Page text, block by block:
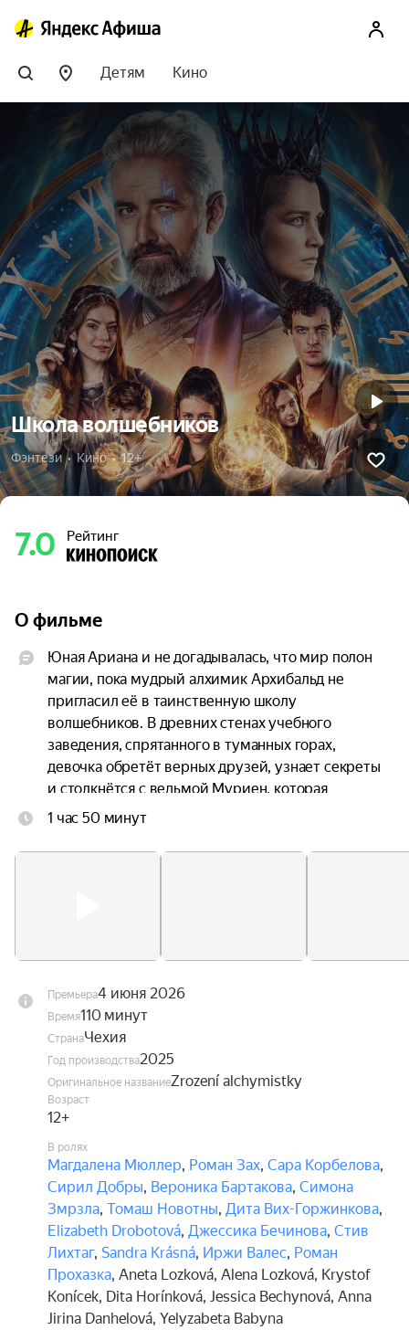
Детям Кино
Школа волшебников
Фэнтези  •  Кино  •  12+
7.0 Рейтинг
О фильме
Юная Ариана и не догадывалась, что мир полон
магии, пока мудрый алхимик Архибальд не
пригласил её в таинственную школу
волшебников. В древних стенах учебного
заведения, спрятанного в туманных горах,
девочка обретёт верных друзей, узнает секреты
и столкнётся с ведьмой Муриен, которая
охотится за магическим артефактом.
1 час 50 минут
Премьера4 июня 2026
Время110 минут
СтранаЧехия
Год производства2025
Оригинальное названиеZrození alchymistky
Возраст
12+
В ролях
Магдалена Мюллер, Роман Зах, Сара Корбелова,
Сирил Добры, Вероника Бартакова, Симона
Змрзла, Томаш Новотны, Дита Вих-Горжинкова,
Elizabeth Drobotová, Джессика Бечинова, Стив
Лихтаг, Sandra Krásná, Иржи Валес, Роман
Прохазка, Aneta Lozková, Alena Lozková, Krystof
Konícek, Dita Horínková, Jessica Bechynová, Anna
Jirina Danhelová, Yelyzabeta Babyna